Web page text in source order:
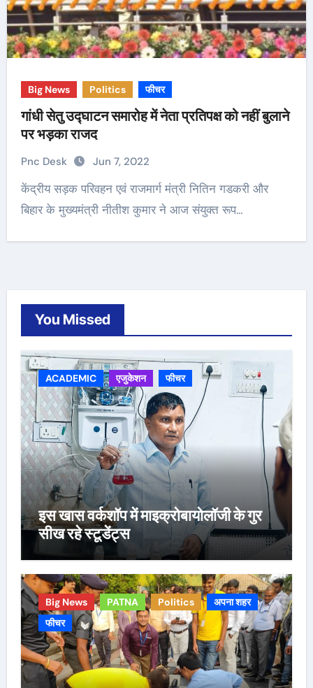
Big News Politics फीचर
गांधी सेतु उद्घाटन समारोह में नेता प्रतिपक्ष को नहीं बुलाने
पर भड़का राजद
Pnc Desk Jun 7, 2022
केंद्रीय सड़क परिवहन एवं राजमार्ग मंत्री नितिन गडकरी और
बिहार के मुख्यमंत्री नीतीश कुमार ने आज संयुक्त रूप…
You Missed
ACADEMIC एजुकेशन फीचर
इस खास वर्कशॉप में माइक्रोबायोलॉजी के गुर
सीख रहे स्टूडेंट्स
Big News PATNA Politics
अपना शहर
फीचर